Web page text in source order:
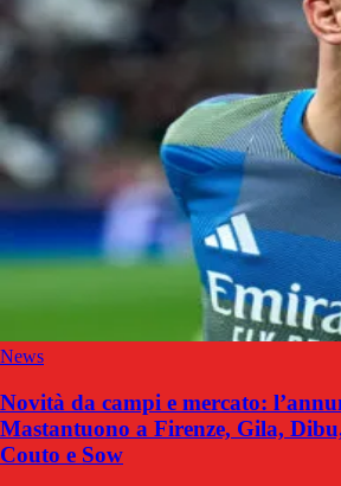
News
Novità da campi e mercato:
Mastantuono a Firenze, Gila,
Couto e Sow